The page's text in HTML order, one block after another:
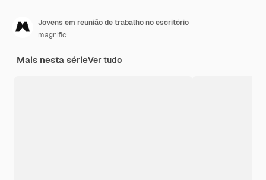
Jovens em reunião de trabalho no escritório
magnific
Mais nesta sérieVer tudo